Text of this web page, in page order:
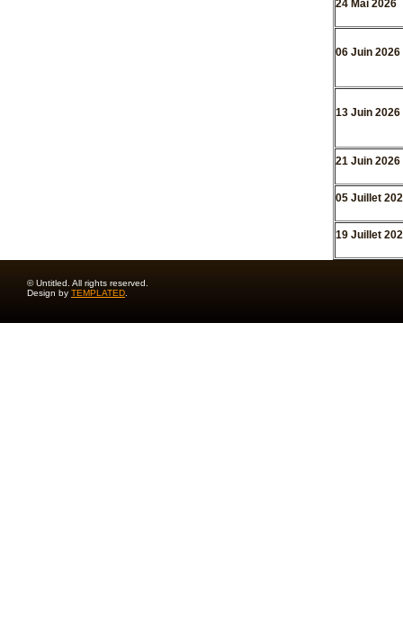
24 Mai 2026
06 Juin 2026
13 Juin 2026
21 Juin 2026
05 Juillet
19 Juillet
© Untitled. All rights reserved.
Design by TEMPLATED